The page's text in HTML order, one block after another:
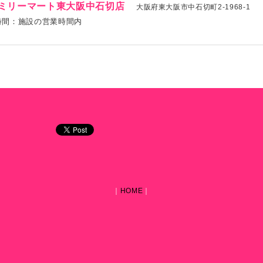
リーマート東大阪中石切店 大阪府東大阪市中石切町2-1968-1
間：施設の営業時間内
HOME